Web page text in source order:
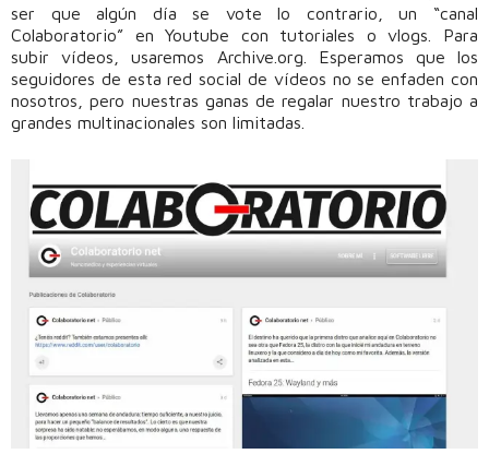
ser que algún día se vote lo contrario, un “canal
Colaboratorio” en Youtube con tutoriales o vlogs. Para
subir vídeos, usaremos Archive.org. Esperamos que los
seguidores de esta red social de vídeos no se enfaden con
nosotros, pero nuestras ganas de regalar nuestro trabajo a
grandes multinacionales son limitadas.